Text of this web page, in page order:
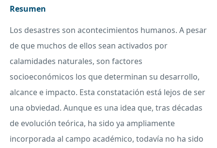
Resumen
Los desastres son acontecimientos humanos. A pesar
de que muchos de ellos sean activados por
calamidades naturales, son factores
socioeconómicos los que determinan su desarrollo,
alcance e impacto. Esta constatación está lejos de ser
una obviedad. Aunque es una idea que, tras décadas
de evolución teórica, ha sido ya ampliamente
incorporada al campo académico, todavía no ha sido